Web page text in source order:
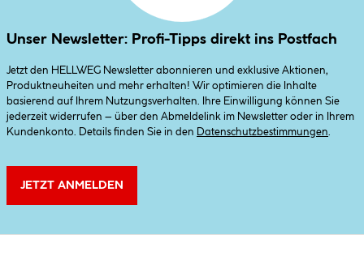
Unser Newsletter: Profi-Tipps direkt ins Postfach
Jetzt den HELLWEG Newsletter abonnieren und exklusive Aktionen,
Produktneuheiten und mehr erhalten! Wir optimieren die Inhalte
basierend auf Ihrem Nutzungsverhalten. Ihre Einwilligung können Sie
jederzeit widerrufen – über den Abmeldelink im Newsletter oder in Ihrem
Kundenkonto. Details finden Sie in den
Datenschutzbestimmungen
JETZT ANMELDEN